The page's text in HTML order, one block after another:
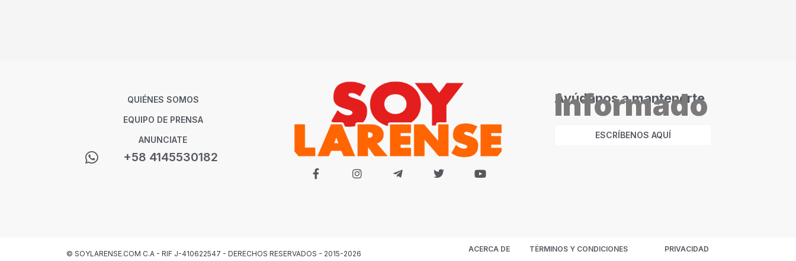
QUIÉNES SOMOS
EQUIPO DE PRENSA
ANUNCIATE
+58 4145530182
Ayúdanos a mantenerte
Informado
ESCRÍBENOS AQUÍ
© SOYLARENSE.COM C.A - RIF J-410622547 - DERECHOS RESERVADOS - 2015-2026
ACERCA DE TÉRMINOS Y CONDICIONES PRIVACIDAD